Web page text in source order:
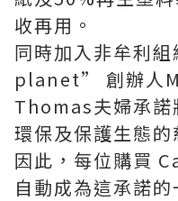
收再用。
同時加入非牟利
planet” 創辦人
Thomas夫婦承諾
環保及保護生態的
因此，每位購買
自動成為這承諾的